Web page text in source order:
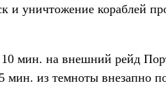
и уничтожение кораблей
мин. на внешний рейд
из темноты внезапно